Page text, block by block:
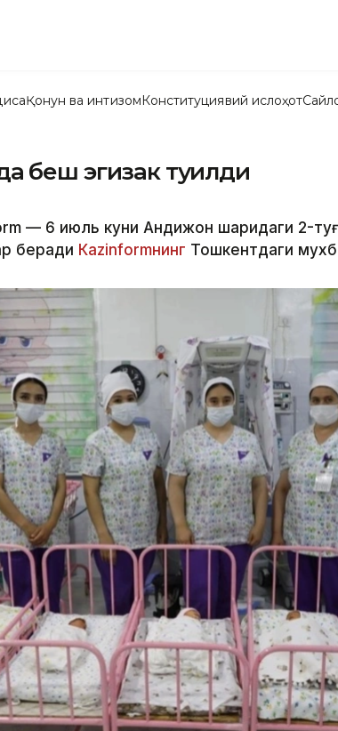
Қонун ва интизомКонституциявий ислоҳот
беш эгизак туғилди
— 6 июль куни Андижон шаҳридаги 2-
беради Кazinformнинг Тошкентдаги